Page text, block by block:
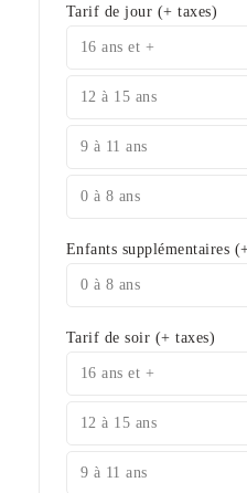
Tarif de jour (+ taxes)
16 ans et +
12 à 15 ans
9 à 11 ans
0 à 8 ans
Enfants supplémentaires
0 à 8 ans
Tarif de soir (+ taxes)
16 ans et +
12 à 15 ans
9 à 11 ans